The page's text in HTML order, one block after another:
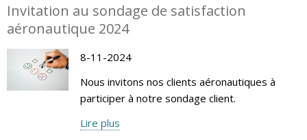
Invitation au sondage de satisfaction
aéronautique 2024
8-11-2024
Nous invitons nos clients aéronautiques à
participer à notre sondage client.
Lire plus